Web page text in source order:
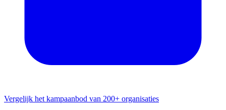
Vergelijk het kampaanbod van 200+ organisaties